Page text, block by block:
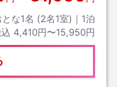
とな1名 (2名1室)｜ 1泊
4,410円〜15,950円